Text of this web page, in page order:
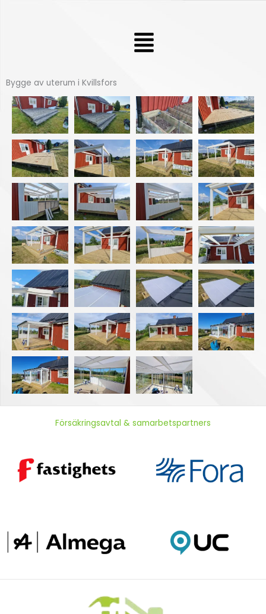
Meny
Bygge av uterum i Kvillsfors
Försäkringsavtal & samarbetspartners